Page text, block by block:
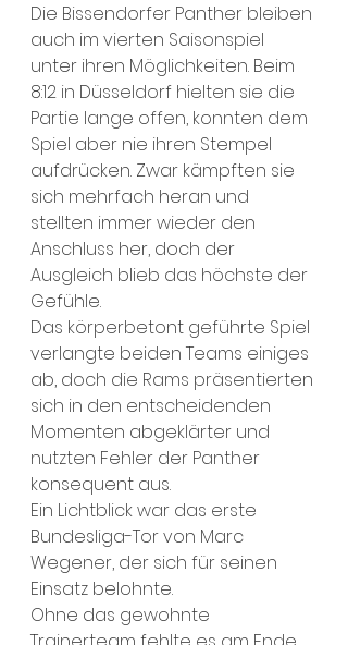
Die Bissendorfer Panther bleiben
auch im vierten Saisonspiel
unter ihren Möglichkeiten. Beim
8:12 in Düsseldorf hielten sie die
Partie lange offen, konnten dem
Spiel aber nie ihren Stempel
aufdrücken. Zwar kämpften sie
sich mehrfach heran und
stellten immer wieder den
Anschluss her, doch der
Ausgleich blieb das höchste der
Gefühle.
Das körperbetont geführte Spiel
verlangte beiden Teams einiges
ab, doch die Rams präsentierten
sich in den entscheidenden
Momenten abgeklärter und
nutzten Fehler der Panther
konsequent aus.
Ein Lichtblick war das erste
Bundesliga-Tor von Marc
Wegener, der sich für seinen
Einsatz belohnte.
Ohne das gewohnte